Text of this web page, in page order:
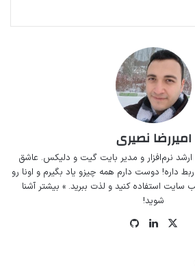
امیررضا نصیری
نرم‌افزار و مدیر بایت گیت و دلیکس. عاشق
داره! دوست دارم همه چیزو یاد بگیرم و اونا رو
سایت استفاده کنید و لذت ببرید.» بیشتر آشنا
شوید!
ایکس لینکداین